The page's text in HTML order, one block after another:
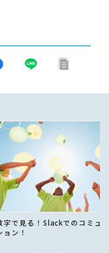
字で見る！Slackでのコミュ
ョン！